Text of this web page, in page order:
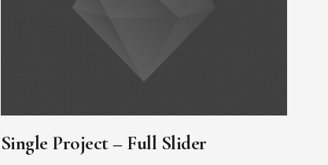
Single Project – Full Slider